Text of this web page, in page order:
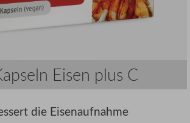
Eisen plus C
die Eisenaufnahme